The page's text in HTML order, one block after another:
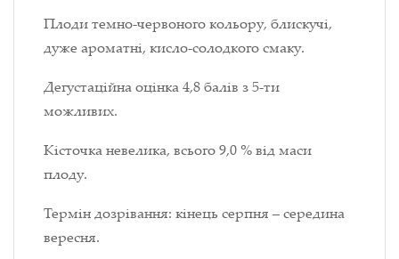
Плоди темно-червоного кольору, блискучі,
дуже ароматні, кисло-солодкого смаку.
Дегустаційна оцінка 4,8 балів з 5-ти
можливих.
Кісточка невелика, всього 9,0 % від маси
плоду.
Термін дозрівання: кінець серпня – середина
вересня.